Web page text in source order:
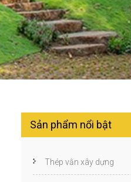
Sản phẩm nổi bật
Thép vằn xây dựng